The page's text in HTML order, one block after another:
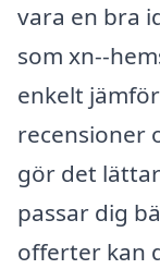
vara en bra
som xn--
enkelt
recensioner
gör det
passar dig
offerter kan